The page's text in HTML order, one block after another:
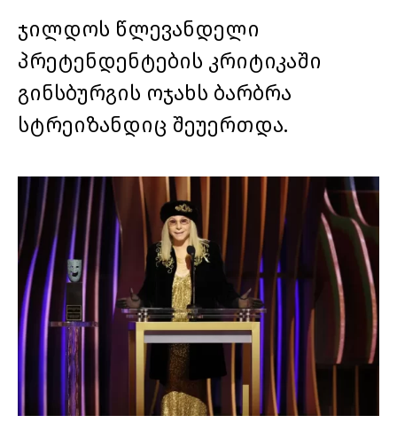
ჯილდოს წლევანდელი
პრეტენდენტების კრიტიკაში
გინსბურგის ოჯახს ბარბრა
სტრეიზანდიც შეუერთდა.